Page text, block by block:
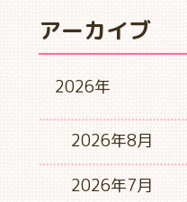
アーカイブ
2026年
2026年8月
2026年7月